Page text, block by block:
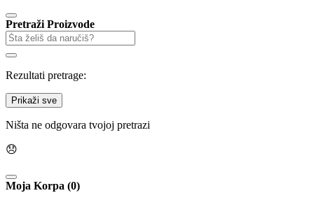
Pretraži Proizvode
Rezultati pretrage:
Prikaži sve
Ništa ne odgovara tvojoj pretrazi
😞
Moja Korpa (0)